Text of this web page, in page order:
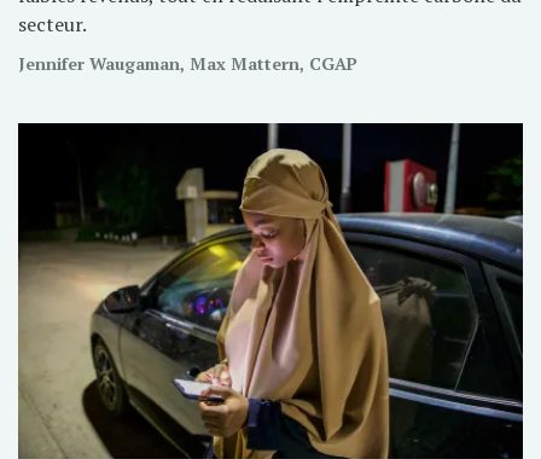
secteur.
Jennifer Waugaman, Max Mattern, CGAP